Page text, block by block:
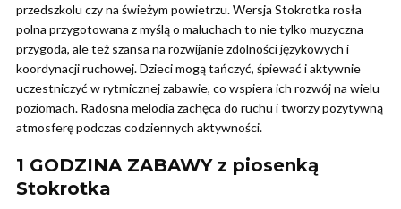
przedszkolu czy na świeżym powietrzu. Wersja Stokrotka rosła
polna przygotowana z myślą o maluchach to nie tylko muzyczna
przygoda, ale też szansa na rozwijanie zdolności językowych i
koordynacji ruchowej. Dzieci mogą tańczyć, śpiewać i aktywnie
uczestniczyć w rytmicznej zabawie, co wspiera ich rozwój na wielu
poziomach. Radosna melodia zachęca do ruchu i tworzy pozytywną
atmosferę podczas codziennych aktywności.
1 GODZINA ZABAWY z piosenką
Stokrotka